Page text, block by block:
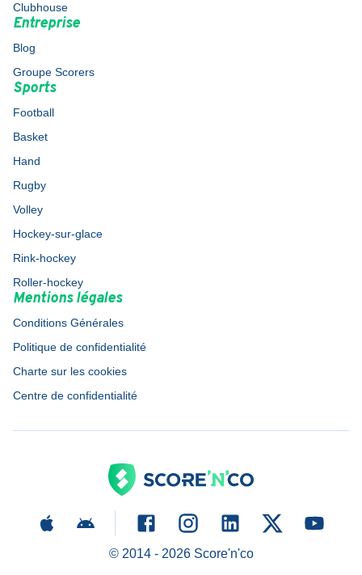
Clubhouse
Entreprise
Blog
Groupe Scorers
Sports
Football
Basket
Hand
Rugby
Volley
Hockey-sur-glace
Rink-hockey
Roller-hockey
Mentions légales
Conditions Générales
Politique de confidentialité
Charte sur les cookies
Centre de confidentialité
© 2014 - 2026Score'n'co